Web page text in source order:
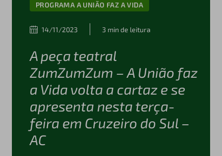
PROGRAMA A UNIÃO FAZ A VIDA
14/11/2023 3 min de leitura
A peça teatral
ZumZumZum – A União faz
a Vida volta a cartaz e se
apresenta nesta terça-
feira em Cruzeiro do Sul –
AC